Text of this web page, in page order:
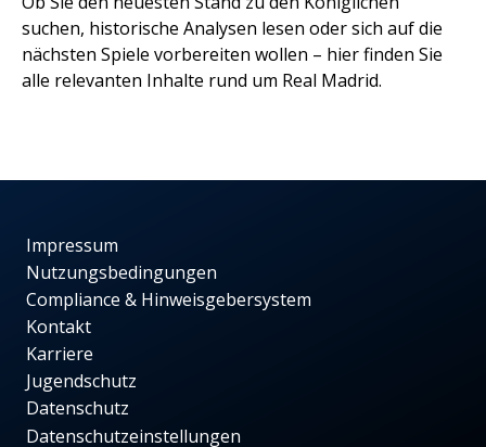
suchen, historische Analysen lesen oder sich auf die
nächsten Spiele vorbereiten wollen – hier finden Sie
alle relevanten Inhalte rund um Real Madrid.
Impressum
Nutzungsbedingungen
Compliance & Hinweisgebersystem
Kontakt
Karriere
Jugendschutz
Datenschutz
Datenschutzeinstellungen